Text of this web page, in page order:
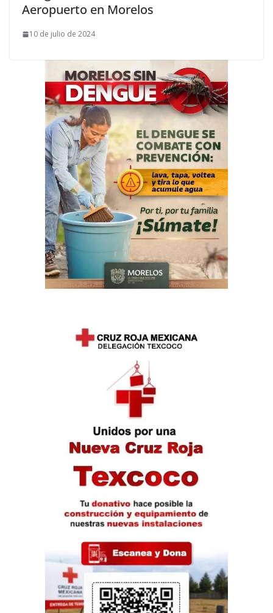
Aeropuerto en Morelos
10 de julio de 2024